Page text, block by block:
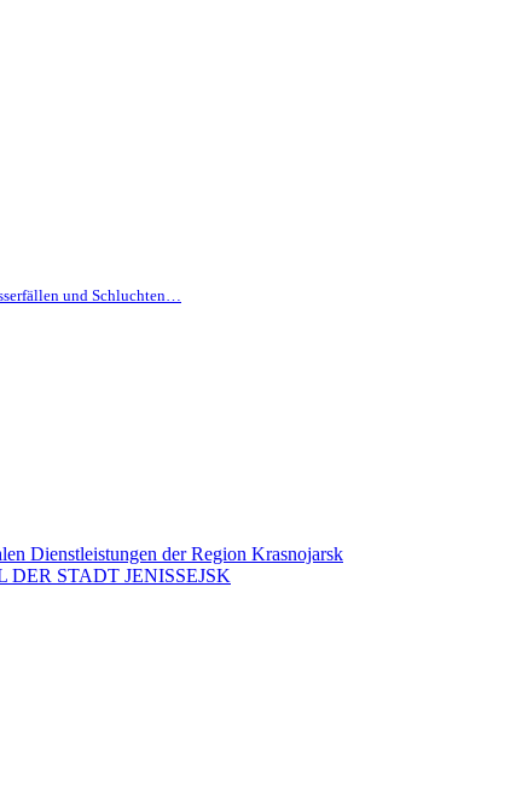
und Schluchten…
Dienstleistungen der Region Krasnojarsk
STADT JENISSEJSK